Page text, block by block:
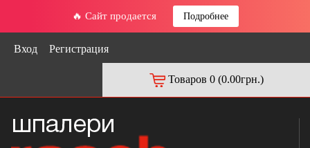
🔥 Сайт продается Подробнее
Вход Регистрация
Товаров 0 (0.00грн.)